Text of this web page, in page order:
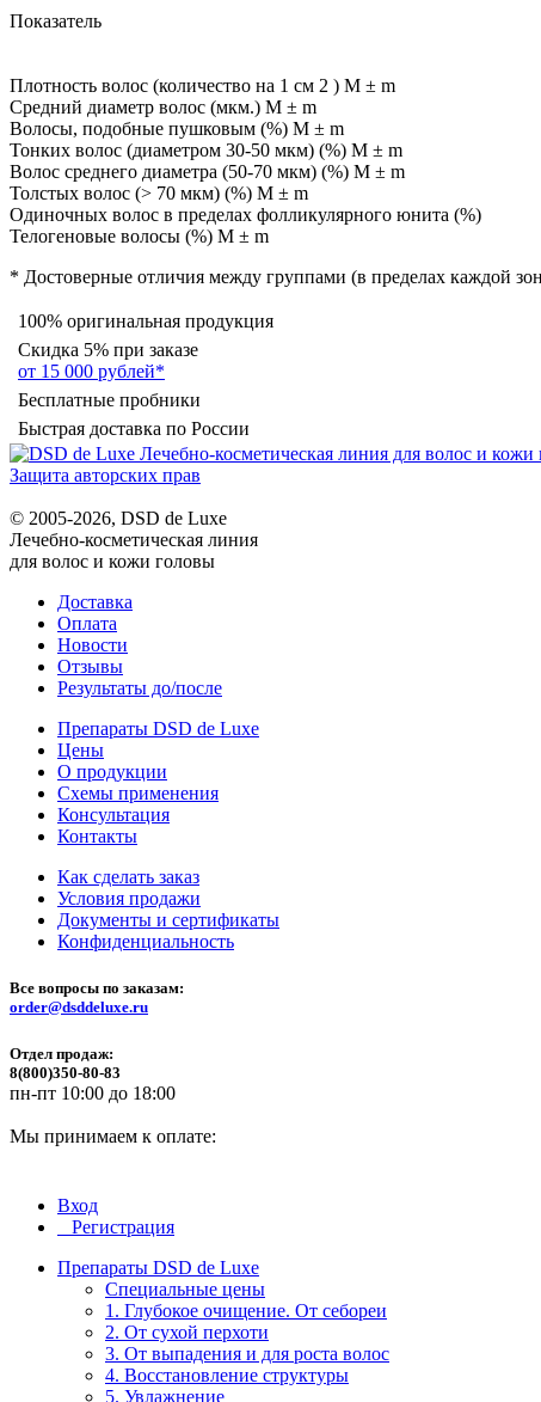
Показатель
Плотность волос (количество на 1 см 2 ) M ± m
Средний диаметр волос (мкм.) M ± m
Волосы, подобные пушковым (%) M ± m
Тонких волос (диаметром 30-50 мкм) (%) M ± m
Волос среднего диаметра (50-70 мкм) (%) M ± m
Толстых волос (> 70 мкм) (%) M ± m
Одиночных волос в пределах фолликулярного юнита (%)
Телогеновые волосы (%) M ± m
* Достоверные отличия между группами (в пределах каждой
100% оригинальная продукция
Скидка 5% при заказе
от 15 000 рублей*
Бесплатные пробники
Быстрая доставка по России
Защита авторских прав
© 2005-2026, DSD de Luxe
Лечебно-косметическая линия
для волос и кожи головы
Доставка
Оплата
Новости
Отзывы
Результаты до/после
Препараты DSD de Luxe
Цены
О продукции
Схемы применения
Консультация
Контакты
Как сделать заказ
Условия продажи
Документы и сертификаты
Конфиденциальность
Все вопросы по заказам:
order@dsddeluxe.ru
Отдел продаж:
8(800)350-80-83
пн-пт 10:00 до 18:00
Мы принимаем к оплате:
Вход
Регистрация
Препараты DSD de Luxe
Специальные цены
1. Глубокое очищение. От себореи
2. От сухой перхоти
3. От выпадения и для роста волос
4. Восстановление структуры
5. Увлажнение